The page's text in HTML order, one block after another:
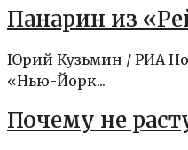
Панарин из
Юрий Кузьмин / РИА
«Нью-Йорк...
Почему не